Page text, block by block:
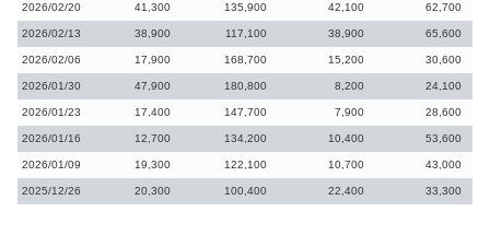
2026/02/20 41,300 135,900 42,100 62,700
2026/02/13 38,900 117,100 38,900 65,600
2026/02/06 17,900 168,700 15,200 30,600
2026/01/30 47,900 180,800 8,200 24,100
2026/01/23 17,400 147,700 7,900 28,600
2026/01/16 12,700 134,200 10,400 53,600
2026/01/09 19,300 122,100 10,700 43,000
2025/12/26 20,300 100,400 22,400 33,300